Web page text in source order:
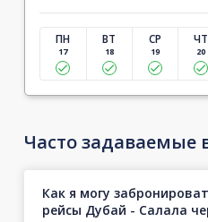
ПН
17
ВТ
18
СР
19
ЧТ
20
Часто задаваемые
Как я могу
рейсы Дубай - Салала